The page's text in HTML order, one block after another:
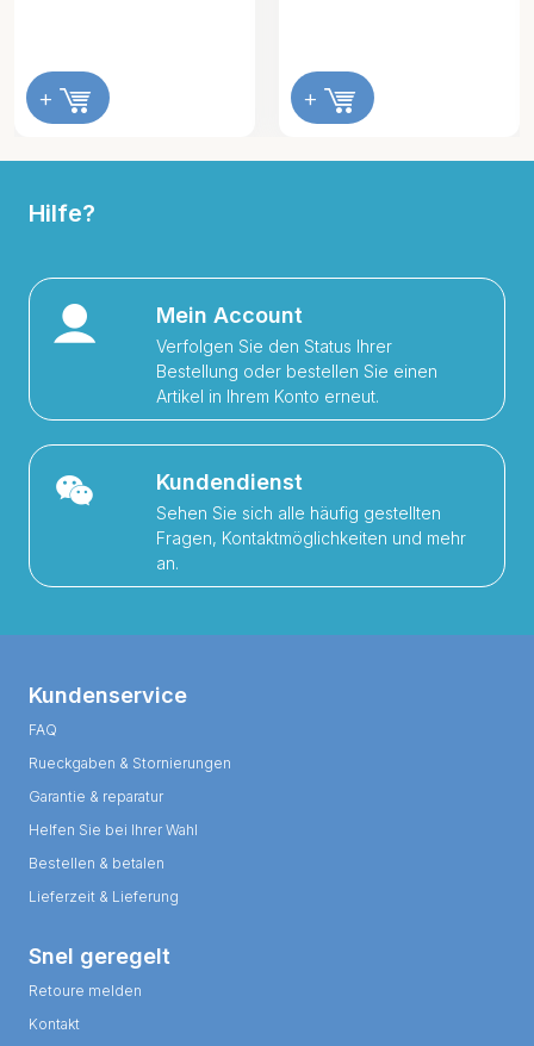
+ +
Hilfe?
Mein Account
Verfolgen Sie den Status Ihrer
Bestellung oder bestellen Sie einen
Artikel in Ihrem Konto erneut.
Kundendienst
Sehen Sie sich alle häufig gestellten
Fragen, Kontaktmöglichkeiten und mehr
an.
Kundenservice
FAQ
Rueckgaben & Stornierungen
Garantie & reparatur
Helfen Sie bei Ihrer Wahl
Bestellen & betalen
Lieferzeit & Lieferung
Snel geregelt
Retoure melden
Kontakt